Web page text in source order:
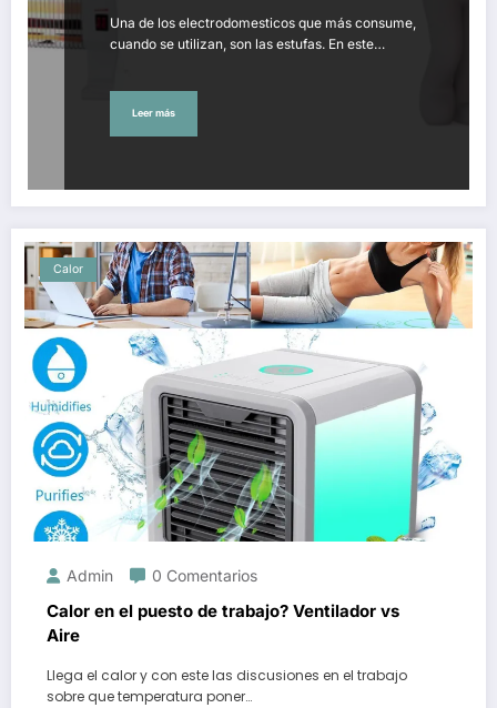
Una de los electrodomesticos que más consume,
cuando se utilizan, son las estufas. En este…
Leer más
Calor
Admin 0 Comentarios
Calor en el puesto de trabajo? Ventilador vs
Aire
Llega el calor y con este las discusiones en el trabajo
sobre que temperatura poner…